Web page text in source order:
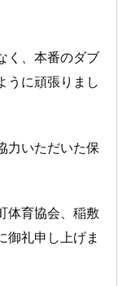
く、本番のダブ
うに頑張りまし
力いただいた保
体育協会、稲敷
御礼申し上げま